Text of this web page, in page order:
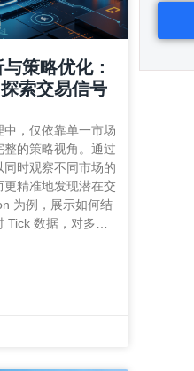
策略优化：
索交易信号
，仅依靠单一市场
的策略视角。通过
时观察不同市场的
精准地发现潜在交
为例，展示如何结
Tick 数据，对多…